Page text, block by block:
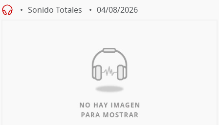
Sonido Totales 04/08/2026